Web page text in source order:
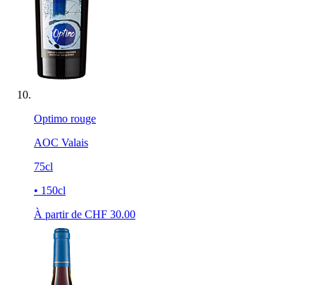
Optimo rouge
AOC Valais
75cl
• 150cl
À partir de CHF 30.00